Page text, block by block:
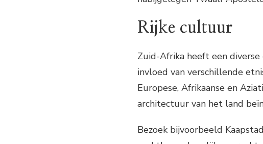
Rijke cultuur
Zuid-Afrika heeft een
invloed van verschillende
Europese, Afrikaanse en
architectuur van het land
Bezoek bijvoorbeeld